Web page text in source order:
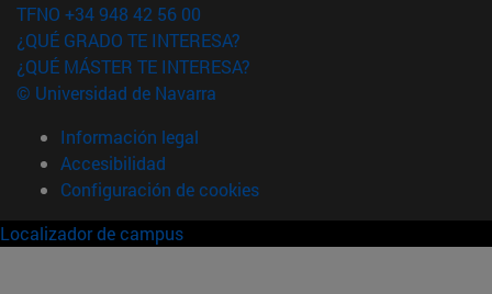
TFNO +34 948 42 56 00
¿QUÉ GRADO TE INTERESA?
¿QUÉ MÁSTER TE INTERESA?
© Universidad de Navarra
Información legal
Accesibilidad
Configuración de cookies
Localizador de campus